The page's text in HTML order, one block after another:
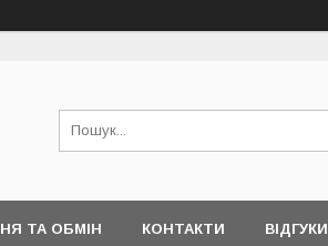
ТА ОБМІН КОНТАКТИ ВІДГУКИ